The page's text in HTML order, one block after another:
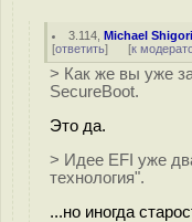
3.114 ,Michael
[ответить] [к
> Как же вы уже
SecureBoot.
Это да.
> Идее EFI уже
технология".
...но иногда